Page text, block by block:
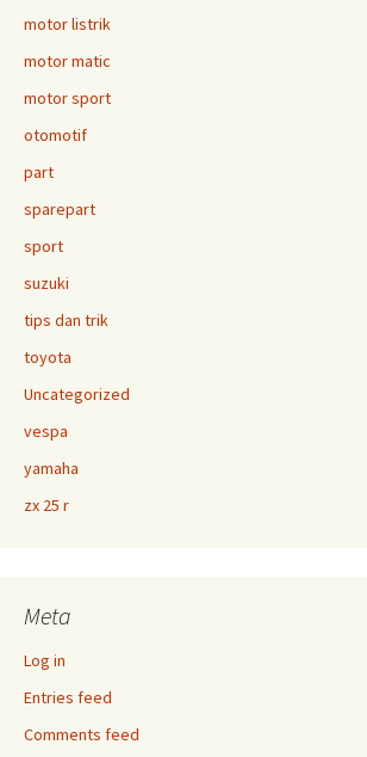
motor listrik
motor matic
motor sport
otomotif
part
sparepart
sport
suzuki
tips dan trik
toyota
Uncategorized
vespa
yamaha
zx 25 r
Meta
Log in
Entries feed
Comments feed